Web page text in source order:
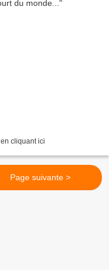
cliquant ici
Page suivante >